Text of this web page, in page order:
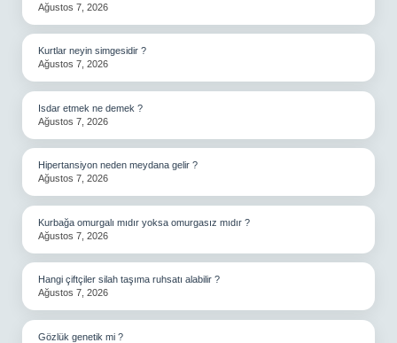
Ağustos 7, 2026
Kurtlar neyin simgesidir ?
Ağustos 7, 2026
Isdar etmek ne demek ?
Ağustos 7, 2026
Hipertansiyon neden meydana gelir ?
Ağustos 7, 2026
Kurbağa omurgalı mıdır yoksa omurgasız mıdır ?
Ağustos 7, 2026
Hangi çiftçiler silah taşıma ruhsatı alabilir ?
Ağustos 7, 2026
Gözlük genetik mi ?